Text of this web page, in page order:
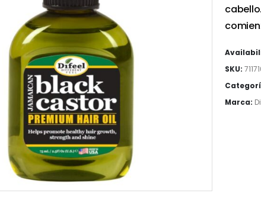
SKU:
Marca: